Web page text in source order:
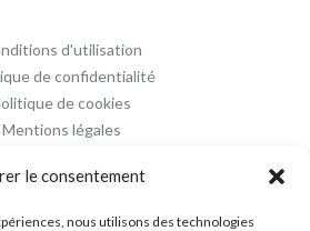
le consentement
nous utilisons des technologies
d'utilisation
de confidentialité
de cookies
Mentions légales